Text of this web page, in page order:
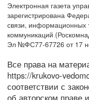
Электронная газета
зарегистрирована
связи, информационных
коммуникаций
Эл №ФС77-67726 от 17
Все права на
https://krukovo-
соответствии с
об авторском праве